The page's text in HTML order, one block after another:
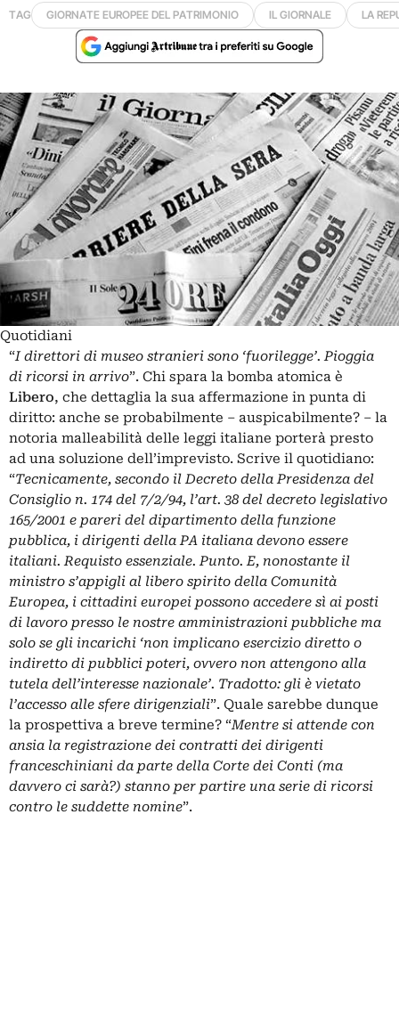
TAG GIORNATE EUROPEE DEL PATRIMONIO IL GIORNALE LA
Quotidiani
“I direttori di museo stranieri sono ‘fuorilegge’. Pioggia
di ricorsi in arrivo”. Chi spara la bomba atomica è
Libero, che dettaglia la sua affermazione in punta di
diritto: anche se probabilmente – auspicabilmente? – la
notoria malleabilità delle leggi italiane porterà presto
ad una soluzione dell’imprevisto. Scrive il quotidiano:
“Tecnicamente, secondo il Decreto della Presidenza del
Consiglio n. 174 del 7/2/94, l’art. 38 del decreto legislativo
165/2001 e pareri del dipartimento della funzione
pubblica, i dirigenti della PA italiana devono essere
italiani. Requisto essenziale. Punto. E, nonostante il
ministro s’appigli al libero spirito della Comunità
Europea, i cittadini europei possono accedere sì ai posti
di lavoro presso le nostre amministrazioni pubbliche ma
solo se gli incarichi ‘non implicano esercizio diretto o
indiretto di pubblici poteri, ovvero non attengono alla
tutela dell’interesse nazionale’. Tradotto: gli è vietato
l’accesso alle sfere dirigenziali”. Quale sarebbe dunque
la prospettiva a breve termine? “Mentre si attende con
ansia la registrazione dei contratti dei dirigenti
franceschiniani da parte della Corte dei Conti (ma
davvero ci sarà?) stanno per partire una serie di ricorsi
contro le suddette nomine”.